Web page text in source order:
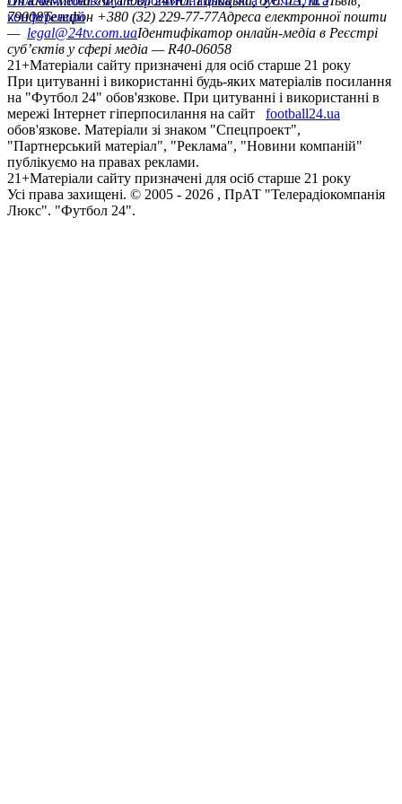
конференцій
79008Телефон +380 (32) 229-77-77Адреса електронної пошти
— legal@24tv.com.uaІдентифікатор онлайн-медіа в Реєстрі
суб’єктів у сфері медіа — R40-06058
21+Матеріали сайту призначені для осіб старше 21 року
При цитуванні і використанні будь-яких матеріалів посилання
на "Футбол 24" обов'язкове. При цитуванні і використанні в
мережі Інтернет гіперпосилання на сайт
football24.ua
обов'язкове. Матеріали зі знаком "Спецпроект",
"Партнерський матеріал", "Реклама", "Новини компаній"
публікуємо на правах реклами.
21+Матеріали сайту призначені для осіб старше 21 року
Усi права захищенi. © 2005 - 2026 , ПрАТ "Телерадіокомпанія
Люкс". "Футбол 24".